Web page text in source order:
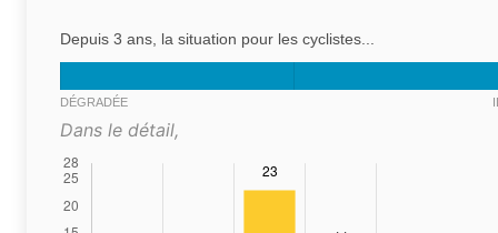
Depuis 3 ans, la situation pour les cyclistes...
DÉGRADÉE
Dans le détail,